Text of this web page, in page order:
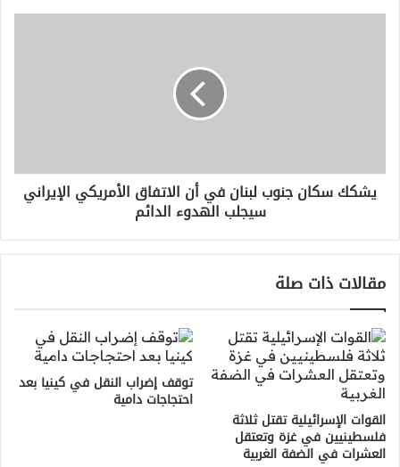
الإيراني
سيجلب
يشكك سكان جنوب لبنان في أن الاتفاق الأمريكي الإيراني
سيجلب الهدوء الدائم
مقالات ذات صلة
القوات الإسرائيلية تقتل ثلاثة
فلسطينيين في غزة وتعتقل
العشرات في الضفة الغربية
توقف إضراب النقل في كينيا بعد
احتجاجات دامية